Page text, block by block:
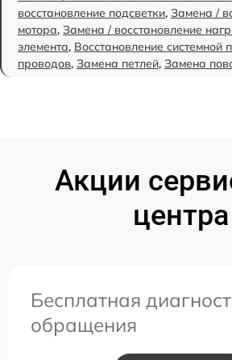
восстановление подсветки, Замена /
мотора, Замена / восстановление
элемента, Восстановление системной
проводов, Замена петлей, Замена
Акции
центра
Бесплатная
обращения